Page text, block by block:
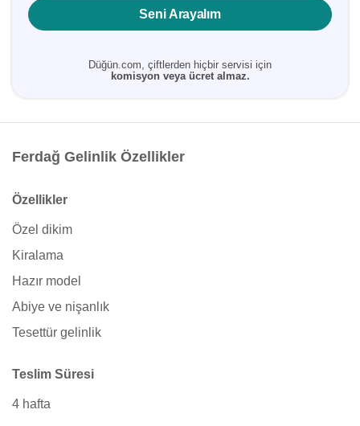
Seni Arayalım
Düğün.com, çiftlerden hiçbir servisi için
komisyon veya ücret almaz.
Ferdağ Gelinlik Özellikler
Özellikler
Özel dikim
Kiralama
Hazır model
Abiye ve nişanlık
Tesettür gelinlik
Teslim Süresi
4 hafta